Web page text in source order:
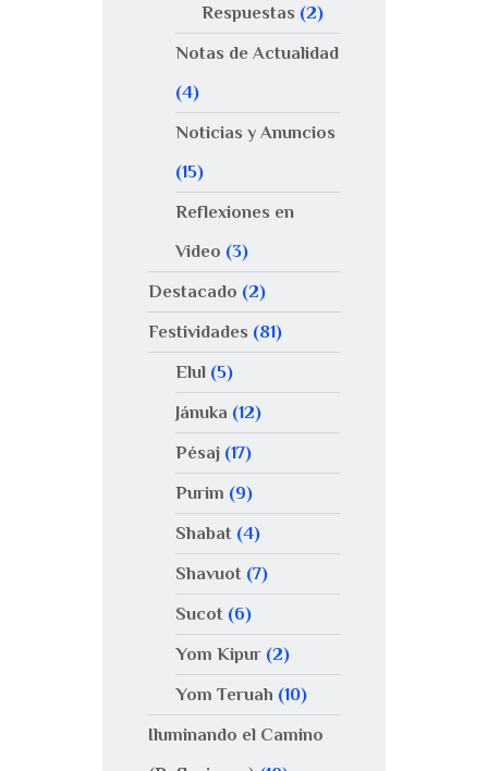
Respuestas (2)
Notas de Actualidad
(4)
Noticias y Anuncios
(15)
Reflexiones en
Video (3)
Destacado (2)
Festividades (81)
Elul(5)
Jánuka (12)
Pésaj(17)
Purim (9)
Shabat(4)
Shavuot(7)
Sucot(6)
Yom Kipur(2)
Yom Teruah (10)
Iluminando el Camino